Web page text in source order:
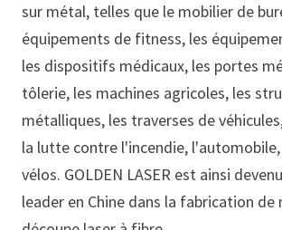
sur métal, telles que le mobilier de
équipements de fitness, les
les dispositifs médicaux, les portes
tôlerie, les machines agricoles, les
métalliques, les traverses de
la lutte contre l'incendie, l'automobile,
vélos. GOLDEN LASER est ainsi
leader en Chine dans la fabrication de